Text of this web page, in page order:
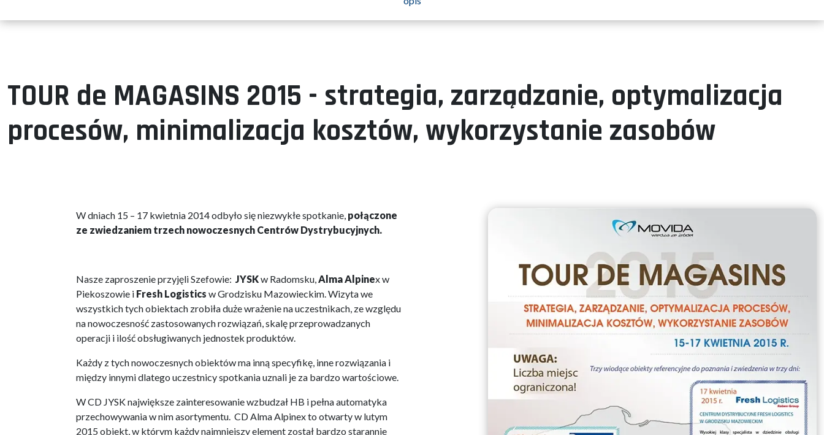
TOUR de MAGASINS 2015 - strategia, zarządzanie, optymalizacja
procesów, minimalizacja kosztów, wykorzystanie zasobów
W dniach 15 – 17 kwietnia 2014 odbyło się niezwykłe spotkanie, połączone
ze zwiedzaniem trzech nowoczesnych Centrów Dystrybucyjnych.
Nasze zaproszenie przyjęli Szefowie: JYSKw Radomsku,Alma Alpinex w
Piekoszowie i Fresh Logistics w Grodzisku Mazowieckim. Wizyta we
wszystkich tych obiektach zrobiła duże wrażenie na uczestnikach, ze względu
na nowoczesność zastosowanych rozwiązań, skalę przeprowadzanych
operacji i ilość obsługiwanych jednostek produktów.
Każdy z tych nowoczesnych obiektów ma inną specyfikę, inne rozwiązania i
między innymi dlatego uczestnicy spotkania uznali je za bardzo wartościowe.
W CD JYSK największe zainteresowanie wzbudzał HB i pełna automatyka
przechowywania w nim asortymentu. CD Alma Alpinex to otwarty w lutym
2015 obiekt, w którym każdy najmniejszy element został bardzo starannie